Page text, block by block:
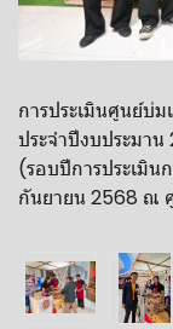
การประเมินศูนย์บ่
ประจำปีงบประมาน
(รอบปีการประเมิ
กันยายน 2568 ณ